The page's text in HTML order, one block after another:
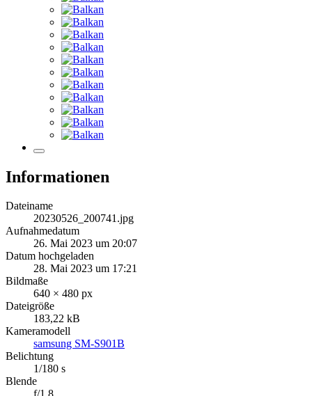
Informationen
Dateiname
20230526_200741.jpg
Aufnahmedatum
26. Mai 2023 um 20:07
Datum hochgeladen
28. Mai 2023 um 17:21
Bildmaße
640 × 480 px
Dateigröße
183,22 kB
Kameramodell
samsung SM-S901B
Belichtung
1/180 s
Blende